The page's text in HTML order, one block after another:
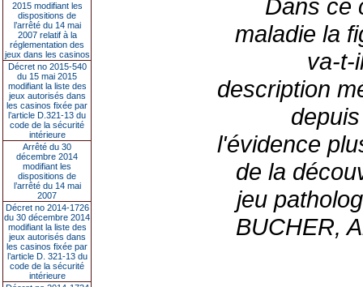
2015 modifiant les
dispositions de
l’arrêté du 14 mai
2007 relatif à la
réglementation des
jeux dans les casinos
Décret no 2015-540
du 15 mai 2015
modifiant la liste des
jeux autorisés dans
les casinos fixée par
l’article D.321-13 du
code de la sécurité
intérieure
Arrêté du 30
décembre 2014
modifiant les
dispositions de
l’arrêté du 14 mai
2007
Décret no 2014-1726
du 30 décembre 2014
modifiant la liste des
jeux autorisés dans
les casinos fixée par
l’article D. 321-13 du
code de la sécurité
intérieure
Dans ce
maladie la
va-t-
description
l'évidence
de la
jeu
BUCHER,